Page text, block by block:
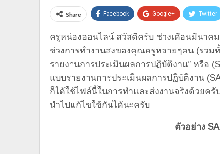
Share Facebook Google+ Twitter
ครูหน่องออนไลน์ สวัสดีครับ ช่วงเดือนมีนาค
ช่วงการทำงานส่งของคุณครูหลายๆคน (รวม
รายงานการประเมินผลการปฏิบัติงาน” หรือ
แบบรายงานการประเมินผลการปฏิบัติงาน
ก็ได้ใช้ไฟล์นี้ในการทำและส่งงานจริงด้วยค
นำไปแก้ไขใช้กันได้นะครับ
ตัวอย่าง